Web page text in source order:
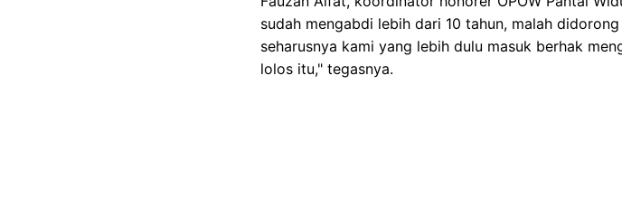
sudah mengabdi lebih dari 10 tahun, malah
seharusnya kami yang lebih dulu masuk berhak
lolos itu," tegasnya.